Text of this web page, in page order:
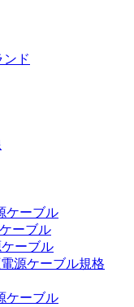
ンド
ケーブル
ーブル
ーブル
源ケーブル規格
ケーブル